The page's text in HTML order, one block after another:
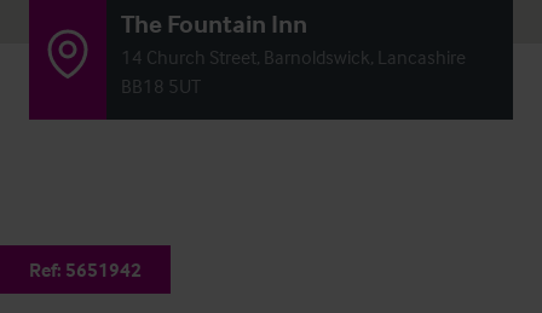
The Fountain Inn
14 Church Street, Barnoldswick, Lancashire
BB18 5UT
Ref: 5651942